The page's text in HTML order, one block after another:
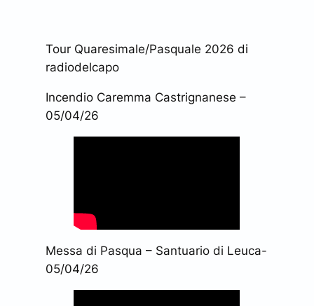
Tour Quaresimale/Pasquale 2026 di
radiodelcapo
Incendio Caremma Castrignanese –
05/04/26
Messa di Pasqua – Santuario di Leuca-
05/04/26